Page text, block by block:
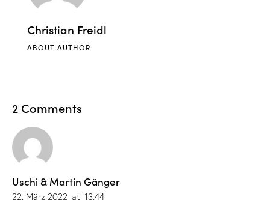
Christian Freidl
ABOUT AUTHOR
2 Comments
Uschi & Martin Gänger
22. März 2022 at 13:44